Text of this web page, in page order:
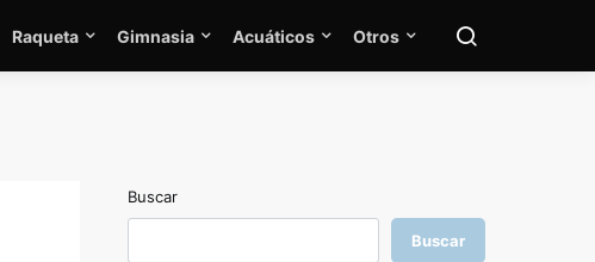
Raqueta Gimnasia Acuáticos Otros
Buscar
Buscar